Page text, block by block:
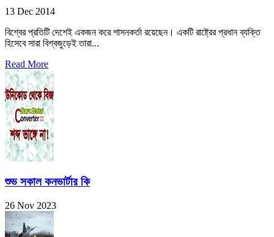
13 Dec 2014
বিশ্বের প্রতিটি দেশেই একজন করে শাসনকর্তা রয়েছেন। একটি রাষ্ট্রের প্রধান ব্যক্তি
হিসেবে সারা বিশ্বজুড়েই তারা...
Read More
শুভ সকাল কনভার্টার কি
26 Nov 2023